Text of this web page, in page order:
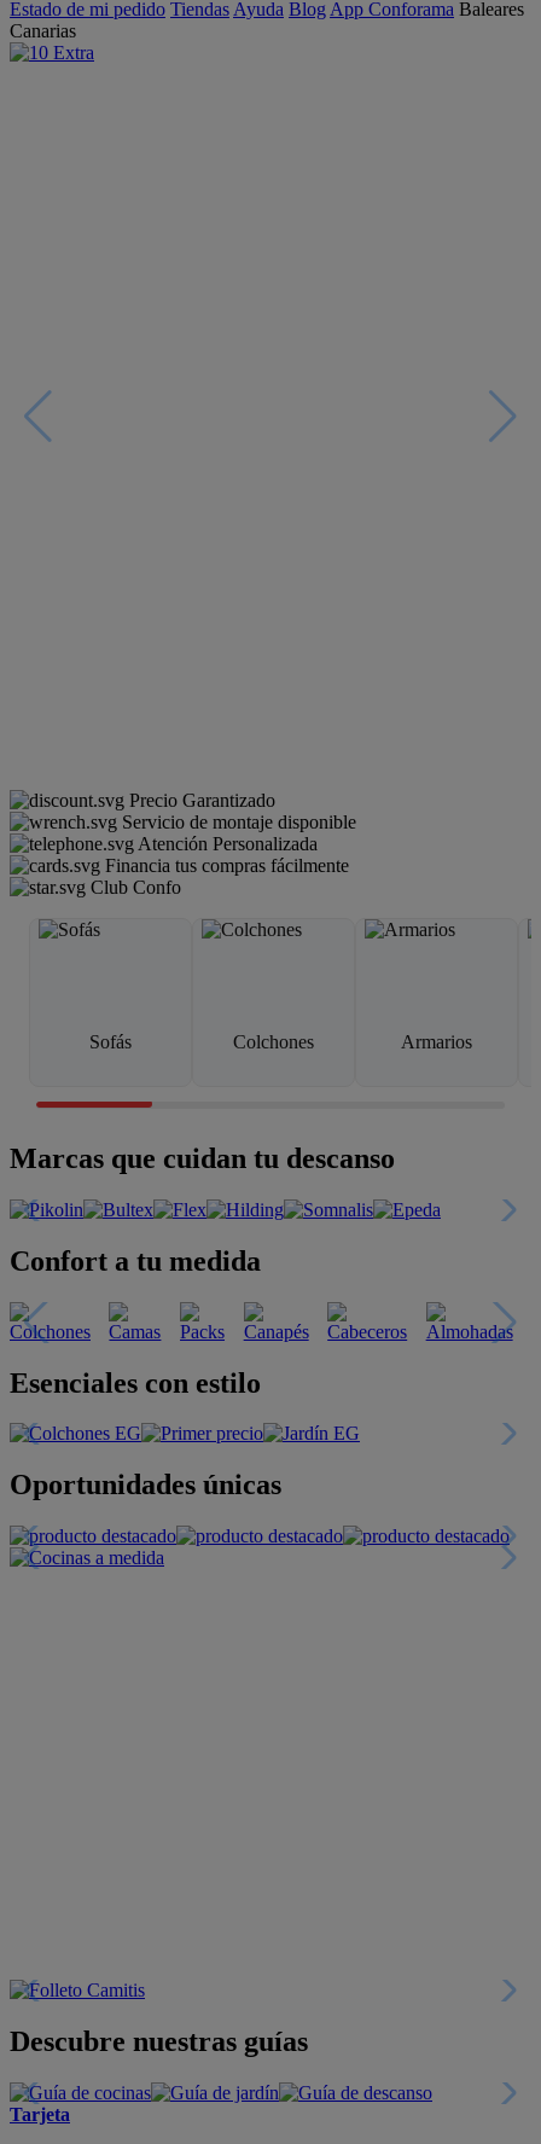
Estado de mi pedido Tiendas Ayuda Blog App Conforama Baleares
Canarias
Precio Garantizado
Servicio de montaje disponible
Atención Personalizada
Financia tus compras fácilmente
Club Confo
Sofás Colchones Armarios
Marcas que cuidan tu descanso
Confort a tu medida
Esenciales con estilo
Oportunidades únicas
Descubre nuestras guías
Tarjeta